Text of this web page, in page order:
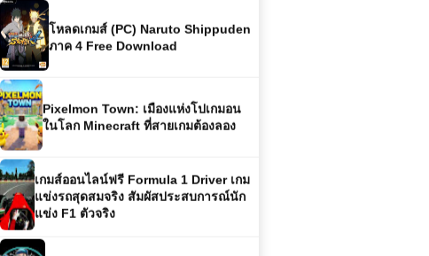
โหลดเกมส์ (PC) Naruto Shippuden
ภาค 4 Free Download
ในโลก Minecraft ที่สายเกมต้องลอง
เกมส์ออนไลน์ฟรี Formula 1 Driver เกม
แข่งรถสุดสมจริง สัมผัสประสบการณ์นัก
แข่ง F1 ตัวจริง
เกมส์ออนไลน์ฟรี Car Wash ทำความ